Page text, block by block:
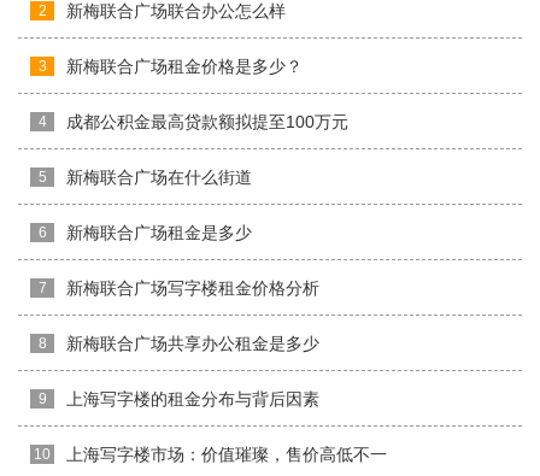
2 新梅联合广场联合办公怎么样
3 新梅联合广场租金价格是多少？
4 成都公积金最高贷款额拟提至100万元
5 新梅联合广场在什么街道
6 新梅联合广场租金是多少
7 新梅联合广场写字楼租金价格分析
8 新梅联合广场共享办公租金是多少
9 上海写字楼的租金分布与背后因素
10 上海写字楼市场：价值璀璨，售价高低不一